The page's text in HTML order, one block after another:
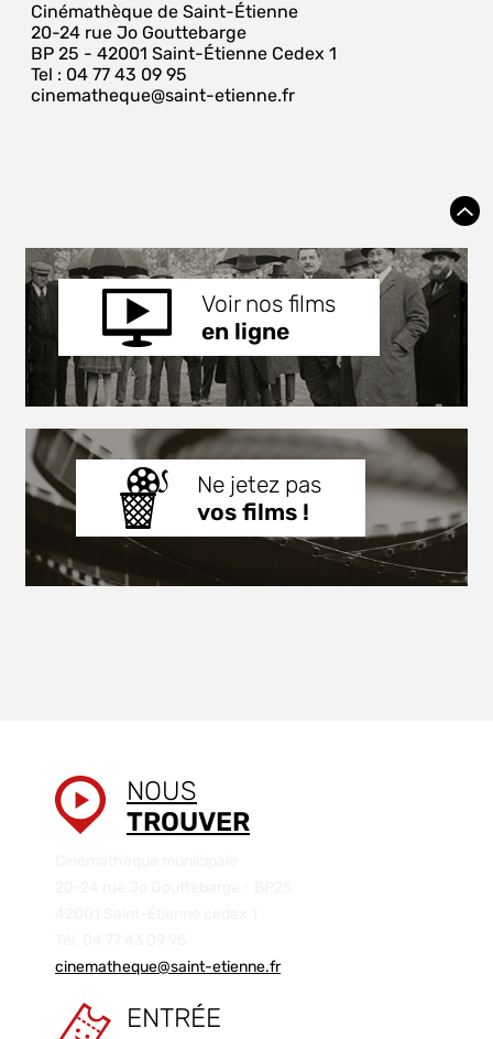
Cinémathèque de Saint-Étienne
20-24 rue Jo Gouttebarge
BP 25 - 42001 Saint-Étienne Cedex 1
Tel : 04 77 43 09 95
cinematheque@saint-etienne.fr
Voir nos films
en ligne
Ne jetez pas
vos films !
NOUS
TROUVER
cinematheque@saint-etienne.fr
ENTRÉE